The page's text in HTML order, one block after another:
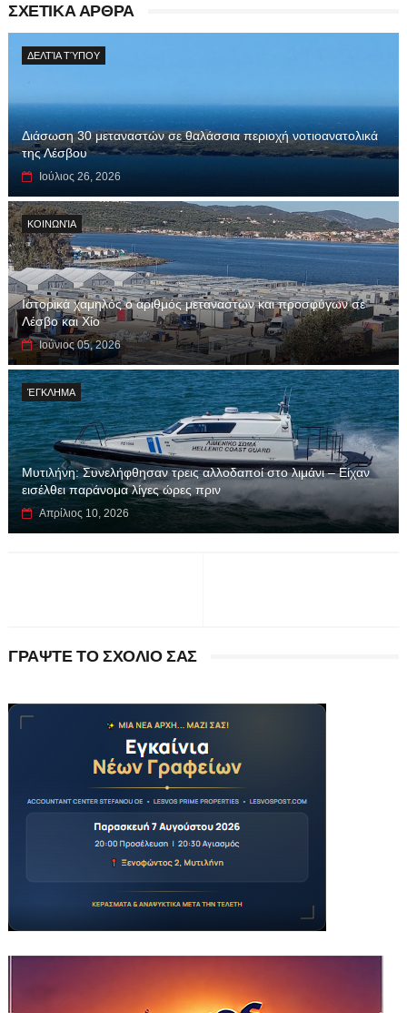
ΣΧΕΤΙΚΑ ΑΡΘΡΑ
ΔΕΛΤΊΑ ΤΎΠΟΥ
Διάσωση 30 μεταναστών σε θαλάσσια περιοχή νοτιοανατολικά
της Λέσβου
Ιούλιος 26, 2026
ΚΟΙΝΩΝΊΑ
Ιστορικά χαμηλός ο αριθμός μεταναστών και προσφύγων σε
Λέσβο και Χίο
Ιούνιος 05, 2026
ΈΓΚΛΗΜΑ
Μυτιλήνη: Συνελήφθησαν τρεις αλλοδαποί στο λιμάνι – Είχαν
εισέλθει παράνομα λίγες ώρες πριν
Απρίλιος 10, 2026
ΓΡΑΨΤΕ ΤΟ ΣΧΟΛΙΟ ΣΑΣ